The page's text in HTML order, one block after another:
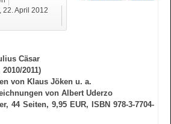
22. April 2012
Cäsar
2011)
von Klaus Jöken u. a.
von Albert Uderzo
44 Seiten, 9,95 EUR, ISBN 978-3-7704-